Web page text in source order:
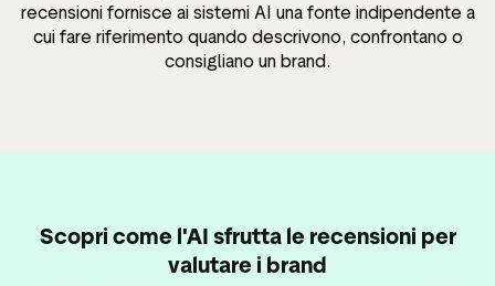
recensioni fornisce ai sistemi AI una fonte indipendente a
cui fare riferimento quando descrivono, confrontano o
consigliano un brand.
Scopri come l'AI sfrutta le recensioni per
valutare i brand